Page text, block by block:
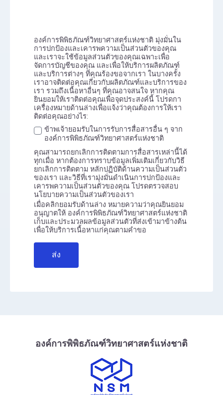
องค์การพิพิธภัณฑ์วิทยาศาสตร์แห่งชาติ มุ่งมั่นใน
การปกป้องและเคารพความเป็นส่วนตัวของคุณ
และเราจะใช้ข้อมูลส่วนตัวของคุณเฉพาะเพื่อ
จัดการบัญชีของคุณ และเพื่อให้บริการผลิตภัณฑ์
และบริการต่างๆ ที่คุณร้องขอจากเรา ในบางครั้ง
เราอาจติดต่อคุณเกี่ยวกับผลิตภัณฑ์และบริการของ
เรา รวมถึงเนื้อหาอื่นๆ ที่คุณอาจสนใจ หากคุณ
ยินยอมให้เราติดต่อคุณเพื่อจุดประสงค์นี้ โปรดกา
เครื่องหมายด้านล่างเพื่อแจ้งว่าคุณต้องการให้เรา
ติดต่อคุณอย่างไร:
ข้าพเจ้ายอมรับในการรับการสื่อสารอื่น ๆ จาก
องค์การพิพิธภัณฑ์วิทยาศาสตร์แห่งชาติ
คุณสามารถยกเลิกการติดตามการสื่อสารเหล่านี้ได้
ทุกเมื่อ หากต้องการทราบข้อมูลเพิ่มเติมเกี่ยวกับวิธี
ยกเลิกการติดตาม หลักปฏิบัติด้านความเป็นส่วนตัว
ของเรา และวิธีที่เรามุ่งมั่นดำเนินการปกป้องและ
เคารพความเป็นส่วนตัวของคุณ โปรดตรวจสอบ
นโยบายความเป็นส่วนตัวของเรา
เมื่อคลิกยอมรับด้านล่าง หมายความว่าคุณยินยอม
อนุญาตให้ องค์การพิพิธภัณฑ์วิทยาศาสตร์แห่งชาติ
เก็บและประมวลผลข้อมูลส่วนตัวที่ส่งเข้ามาข้างต้น
เพื่อให้บริการเนื้อหาแก่คุณตามคำขอ
องค์การพิพิธภัณฑ์วิทยาศาสตร์แห่งชาติ